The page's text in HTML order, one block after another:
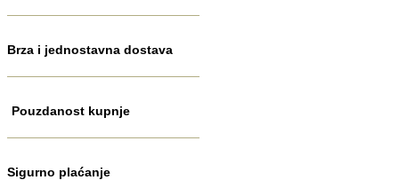
Brza i jednostavna dostava
Pouzdanost kupnje
Sigurno plaćanje